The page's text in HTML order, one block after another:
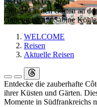
28.04. – 04.05. 2024
Frühling in den Gärten an
Gartenreise mit Sabine
WELCOME
Reisen
Aktuelle Reisen
Entdecke die zauberhafte
ihrer Küsten und Gärten.
Momente in Südfrankreichs